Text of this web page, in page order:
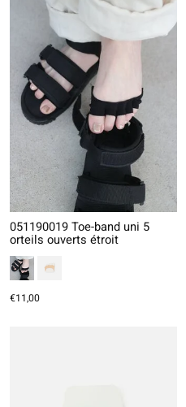
051190019 Toe-band uni 5
orteils ouverts étroit
€11,00